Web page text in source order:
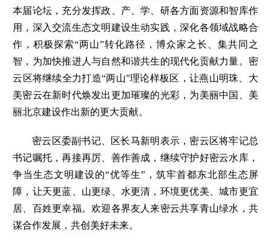
本届论坛，充分发挥政、产、学、研各方面资源和智库作
用，深入交流生态文明建设生动实践，深化各领域战略合
作，积极探索“两山”转化路径，博众家之长、集共同之
智，为加快推进人与自然和谐共生的现代化贡献力量。密
云区将继续全力打造“两山”理论样板区，让燕山明珠、大
美密云在新时代焕发出更加璀璨的光彩，为美丽中国、美
丽北京建设作出新的更大贡献。
密云区委副书记、区长马新明表示，密云区将牢记总
书记嘱托，再接再厉、善作善成，继续守护好密云水库，
争当生态文明建设的“优等生”，筑牢首都东北部生态屏
障，让天更蓝、山更绿、水更清，环境更优美、城市更宜
居、百姓更幸福。欢迎各界友人来密云共享青山绿水，共
谋合作发展，共创美好未来。